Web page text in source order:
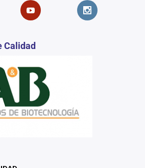
Calidad